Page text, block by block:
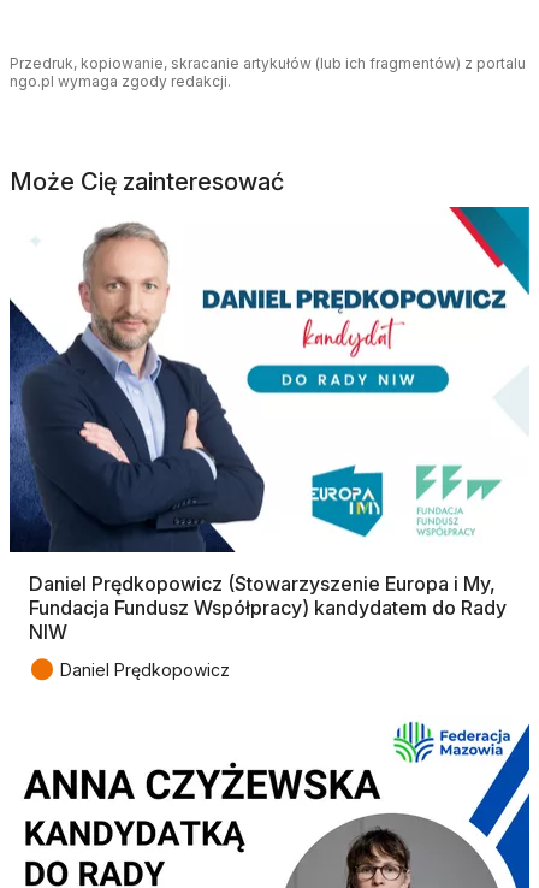
Przedruk, kopiowanie, skracanie artykułów (lub ich fragmentów) z portalu
ngo.pl wymaga zgody redakcji.
Może Cię zainteresować
Daniel Prędkopowicz (Stowarzyszenie Europa i My,
Fundacja Fundusz Współpracy) kandydatem do Rady
NIW
● Daniel Prędkopowicz